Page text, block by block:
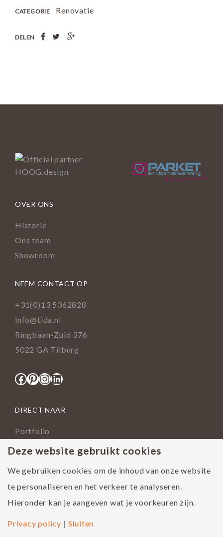
CATEGORIE Renovatie
DELEN
OVER ONS
Historie
Ons team
Showroom
NEEM CONTACT OP
+31(0)13 5362828
info@tida.nl
Ringbaan-Zuid 376
5022 GA Tilburg
Facebook
Pinterest
Instagram
LinkedIn
DIRECT NAAR
Portfolio
Assortiment
Houtsoorten
Populairste project 2023
Deze website gebruikt cookies
We gebruiken cookies om de inhoud van onze website
te personaliseren en het verkeer te analyseren.
Hieronder kan je aangeven wat je voorkeuren zijn.
Privacy policy | Sluiten